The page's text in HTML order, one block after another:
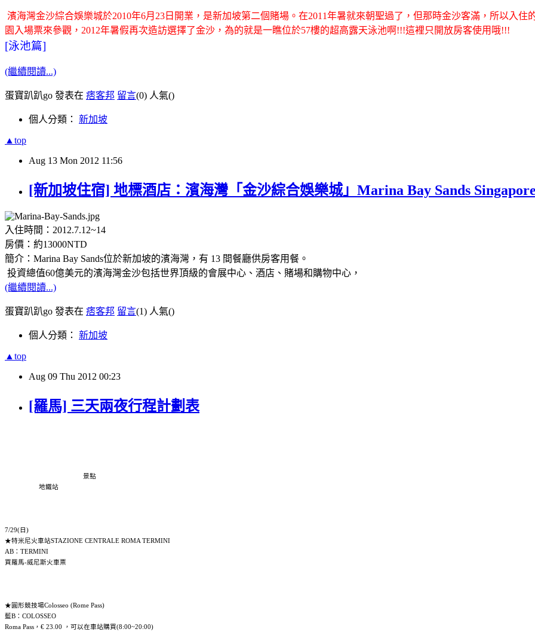
濱海灣金沙綜合娛樂城於2010年6月23日開業，是新加坡第二個賭場。在2011年暑就來朝聖過了，但那時金沙客滿，所以入住
園入場票來參觀，2012年暑假再次造訪選擇了金沙，為的就是一瞧位於57樓的超高露天泳池啊 !!!這裡只開放房客使用哦!!!
[泳池篇]
(繼續閱讀...)
蛋寶趴趴go 發表在 痞客邦 留言(0) 人氣()
個人分類： 新加坡
▲top
Aug 13 Mon 2012 11:56
[新加坡住宿] 地標酒店：濱海灣「金沙綜合娛樂城」Marina Bay Sands
入住時間：2012.7.12~14
房價：約13000NTD
簡介：Marina Bay Sands位於新加坡的濱海灣，有 13 間餐廳供房客用餐。
投資總值60億美元的濱海灣金沙包括世界頂級的會展中心、酒店、賭場和購物中心，
(繼續閱讀...)
蛋寶趴趴go 發表在 痞客邦 留言(1) 人氣()
個人分類： 新加坡
▲top
Aug 09 Thu 2012 00:23
[羅馬] 三天兩夜行程計劃表
景點
地鐵站
7/29(日)
★特米尼火車站STAZIONE CENTRALE ROMA TERMINI
AB：TERMINI
買羅馬-威尼斯火車票
★圓形競技場Colosseo (Rome Pass)
藍B：COLOSSEO
Roma Pass，€ 23.00 ，可以在車站購買(8:00~20:00)